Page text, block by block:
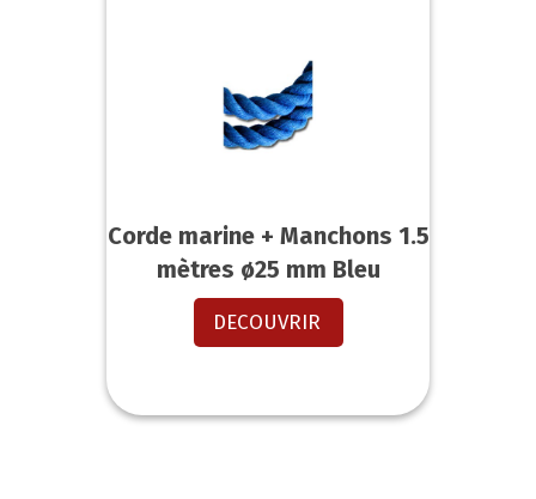
Corde marine + Manchons 1.5
mètres ø25 mm Bleu
DECOUVRIR